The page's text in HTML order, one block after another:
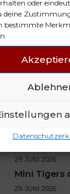
oder
deine
bestimmte
29. JUNI 2026
Mini Tigers
29. JUNI 2026